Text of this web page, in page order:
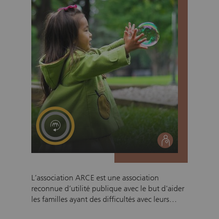
développer personnellement et de créer des
souvenirs durables.
social
L’association ARCE est une association
reconnue d’utilité publique avec le but d'aider
les familles ayant des difficultés avec leurs